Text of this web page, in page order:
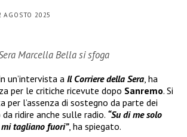
AGOSTO 2025
Marcella Bella si sfoga
un’intervista aIl Corriere della Sera, ha
per le critiche ricevute dopo Sanremo. Si
per l’assenza di sostegno da parte dei
ridire anche sulle radio. “Su di me solo
tagliano fuori”, ha spiegato.